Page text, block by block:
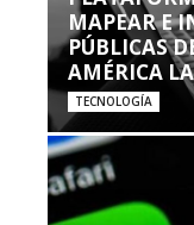
MAPEAR E
PÚBLICAS
AMÉRICA
TECNOLOGÍA